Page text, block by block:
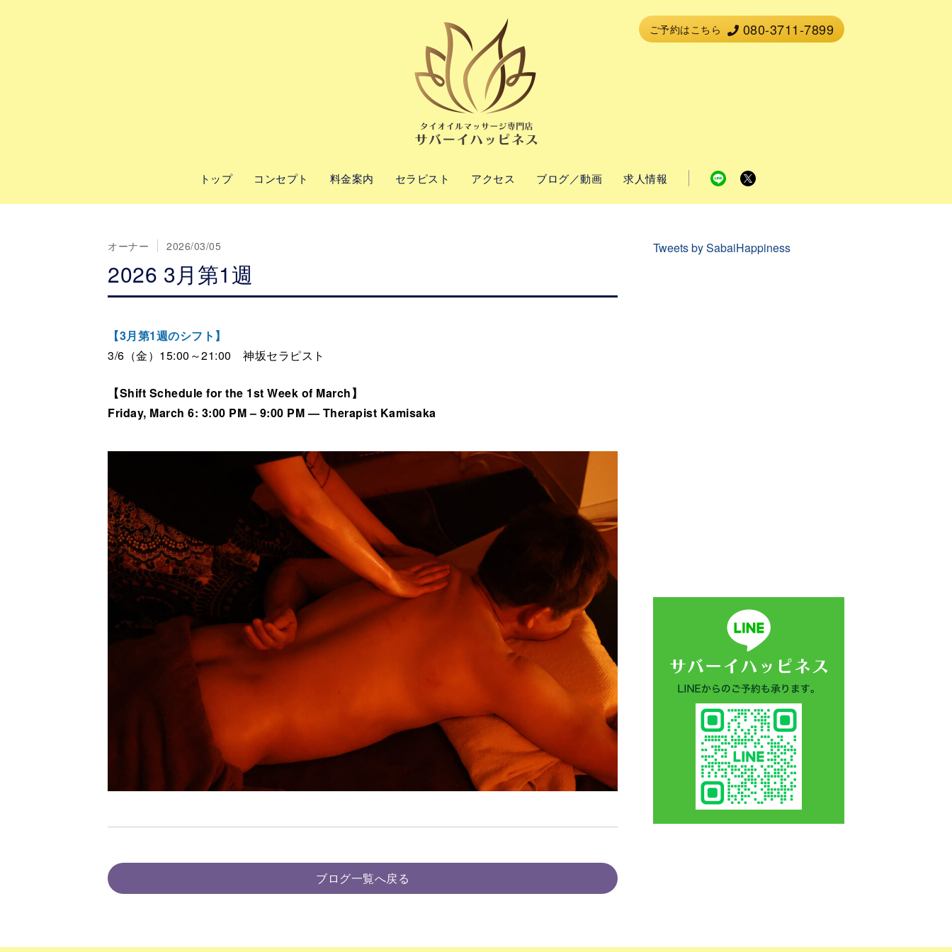
トップ コンセプト 料金案内 セラピスト アクセス ブログ／動画 求人情報
ご予約はこちら 080-3711-7899
オーナー 2026/03/05
2026 3月第1週
【3月第1週のシフト】
3/6（金）15:00～21:00 神坂セラピスト
【Shift Schedule for the 1st Week of March】
Friday, March 6: 3:00 PM – 9:00 PM — Therapist Kamisaka
ブログ一覧へ戻る
Tweets by SabaiHappiness